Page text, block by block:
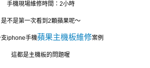
手機現場維修時間：2小時
是不是第一次看到2顆蘋果呢～
iphone手機蘋果主機板維修案例
這都是主機板的問題喔